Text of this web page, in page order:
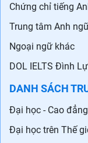
Chứng chỉ tiếng
Trung tâm Anh
Ngoại ngữ khác
DOL IELTS Đình
DANH SÁCH
Đại học - Cao đẳng
Đại học trên Thế